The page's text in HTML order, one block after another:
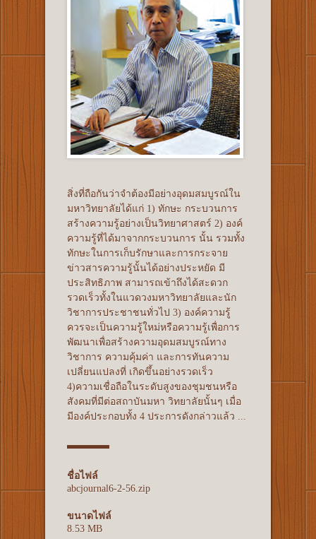
สิ่งที่ถือกันว่าจำต้องมีอย่างอุดมสมบูรณ์ใน
มหาวิทยาลัยได้แก่ 1) ทักษะ กระบวนการ
สร้างความรู้อย่างเป็นวิทยาศาสตร์ 2) องค์
ความรู้ที่ได้มาจากกระบวนการ นั้น รวมทั้ง
ทักษะในการเก็บรักษาและการกระจาย
ข่าวสารความรู้นั้นได้อย่างประหยัด มี
ประสิทธิภาพ สามารถเข้าถึงได้สะดวก
รวดเร็วทั้งในแวดวงมหาวิทยาลัยและนัก
วิชาการประชาชนทั่วไป 3) องค์ความรู้
ควรจะเป็นความรู้ใหม่หรือความรู้เพื่อการ
พัฒนาเพื่อสร้างความอุดมสมบูรณ์ทาง
วิชาการ ความคุ้มค่า และการทันความ
เปลี่ยนแปลงที่ เกิดขึ้นอย่างรวดเร็ว
4)ความเชื่อถือในระดับสูงของชุมชนหรือ
สังคมที่มีต่อสถาบันมหา วิทยาลัยนั้นๆ เมื่อ
มีองค์ประกอบทั้ง 4 ประการดังกล่าวแล้ว ...
ชื่อไฟล์
abcjournal6-2-56.zip
ขนาดไฟล์
8.53 MB